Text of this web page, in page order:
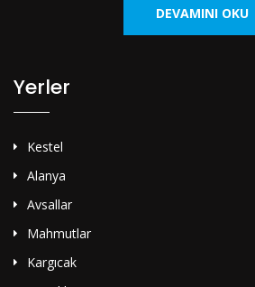
DEVAMINI OKU
Yerler
Kestel
Alanya
Avsallar
Mahmutlar
Kargıcak